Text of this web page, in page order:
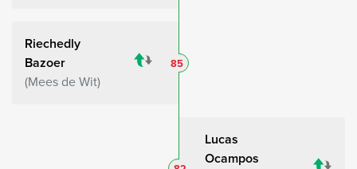
Riechedly
Bazoer
Mees de Wit
85
Lucas
Ocampos